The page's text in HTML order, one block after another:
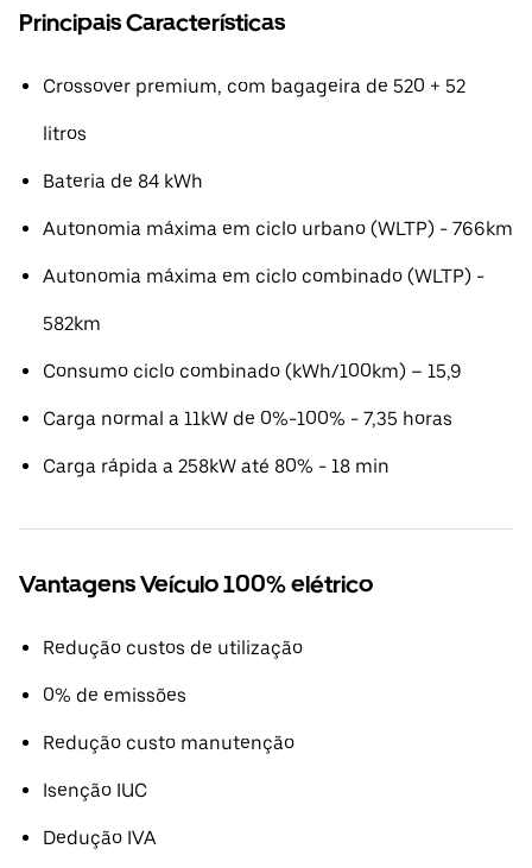
Principais Características
Crossover premium, com bagageira de 520 + 52
litros
Bateria de 84 kWh
Autonomia máxima em ciclo urbano (WLTP) - 766km
Autonomia máxima em ciclo combinado (WLTP) -
582km
Consumo ciclo combinado (kWh/100km) – 15,9
Carga normal a 11kW de 0%-100% - 7,35 horas
Carga rápida a 258kW até 80% - 18 min
Vantagens Veículo 100% elétrico
Redução custos de utilização
0% de emissões
Redução custo manutenção
Isenção IUC
Dedução IVA